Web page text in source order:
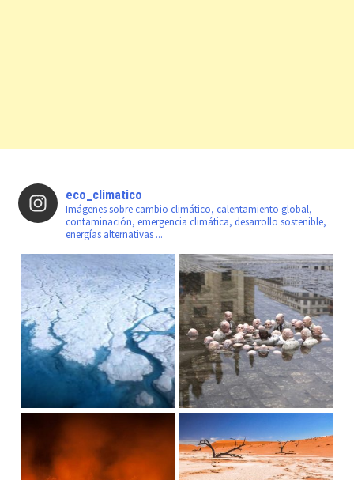
eco_climatico
Imágenes sobre cambio climático, calentamiento global,
contaminación, emergencia climática, desarrollo sostenible,
energías alternativas ...